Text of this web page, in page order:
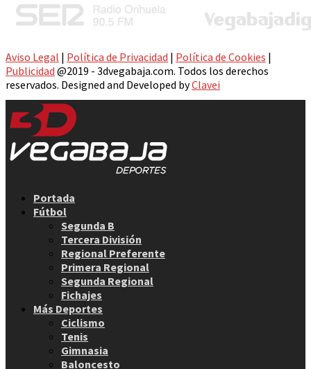
Aviso Legal | Política de Privacidad | Política de Cookies |
Publicidad @2019 - 3dvegabaja.com. Todos los derechos
reservados. Designed and Developed byClavei
Portada
Fútbol
Segunda B
Tercera División
Regional Preferente
Primera Regional
Segunda Regional
Fichajes
Más Deportes
Ciclismo
Tenis
Gimnasia
Baloncesto